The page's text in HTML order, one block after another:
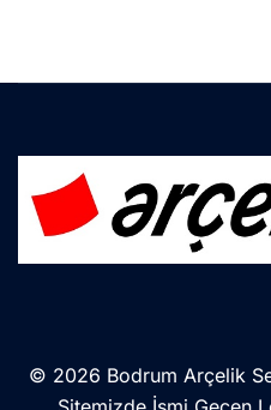
© 2026 Bodrum Arçelik